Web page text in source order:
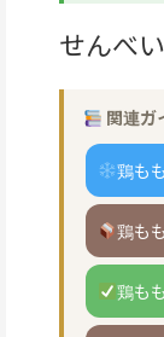
せんべ
関連ガ
鶏も
鶏も
鶏も